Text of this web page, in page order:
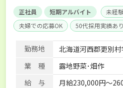
正社員 短期アルバイト 未経
夫婦での応募OK
50代採用実績あり
残業月20時間以内
賞与実績あり
社会保険完備
勤務地
北海道河西郡更別
業 種
露地野菜･畑作
給 与
月給230,000円〜